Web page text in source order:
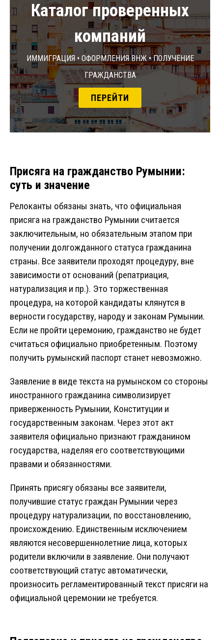
Каталог проверенных
компаний
Иммиграция • Оформления ВНЖ • Получение
гражданства
ПЕРЕЙТИ
Присяга на гражданство Румынии:
суть и значение
Релоканты обязаны знать, что официальная
присяга на гражданство Румынии считается
заключительным, но обязательным этапом при
получении долгожданного статуса гражданина
страны. Все заявители проходят процедуру, вне
зависимости от оснований (репатриация,
натурализация и пр.). Это торжественная
процедура, на которой кандидаты клянутся в
верности государству, народу и законам Румынии.
Если не пройти церемонию, гражданство не будет
считаться официально приобретенным. Поэтому
получить румынский паспорт станет невозможно.
Заявление в виде текста на румынском со стороны
иностранного гражданина символизирует
приверженность Румынии, Конституции и
государственным законам. Через этот акт
заявителя официально признают гражданином
государства, наделяя его соответствующими
правами и обязанностями.
Принять присягу обязаны все заявители,
получившие статус граждан Румынии через
процедуру натурализации, по восстановлению,
происхождению. Единственным исключением
являются несовершеннолетние лица, которых
родители включили в заявление. Они получают
соответствующий статус автоматически,
произносить регламентированный текст присяги на
официальной церемонии не требуется.